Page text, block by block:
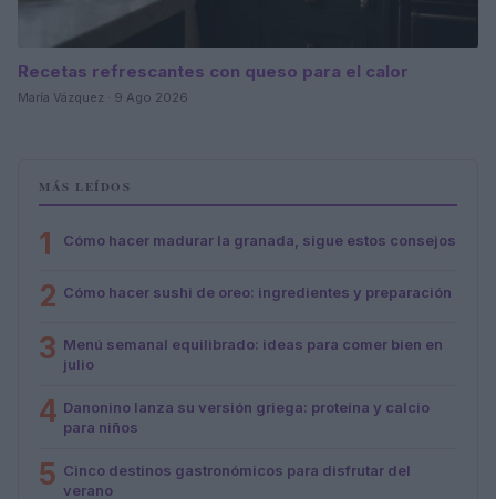
Recetas refrescantes con queso para el calor
María Vázquez · 9 Ago 2026
MÁS LEÍDOS
1 Cómo hacer madurar la granada, sigue estos consejos
2 Cómo hacer sushi de oreo: ingredientes y preparación
3 Menú semanal equilibrado: ideas para comer bien en
julio
4 Danonino lanza su versión griega: proteína y calcio
para niños
5 Cinco destinos gastronómicos para disfrutar del
verano